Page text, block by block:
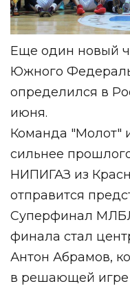
Еще один новый
Южного
определился в
июня.
Команда "Молот"
сильнее
НИПИГАЗ из
отправится
Суперфинал
финала стал
Антон Абрамов,
в решающей игре